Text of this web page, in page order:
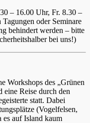
– 16.00 Uhr, Fr. 8.30 –
oder Seminare
behindert werden – bitte
bei uns!)
Workshops des „Grünen
eine Reise durch den
statt. Dabei
(Vogelfelsen,
es auf Island kaum